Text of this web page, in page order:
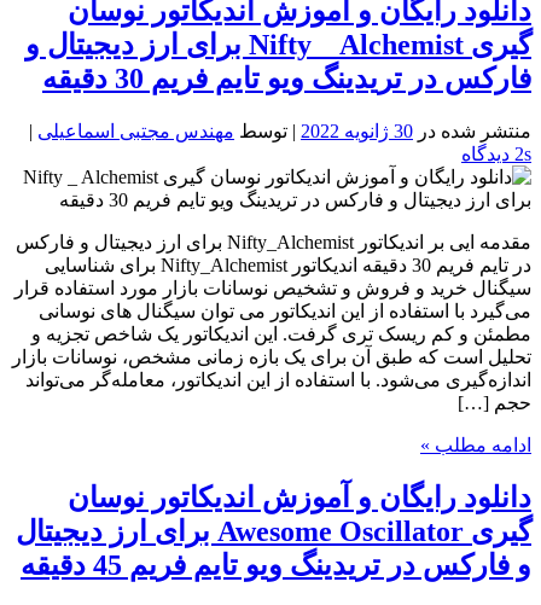
دانلود رایگان و آموزش اندیکاتور نوسان
گیری Nifty _ Alchemist برای ارز دیجیتال و
فارکس در تریدینگ ویو تایم فریم 30 دقیقه
منتشر شده در 30 ژانویه 2022 | توسط مهندس مجتبی اسماعیلی |
2s دیدگاه
مقدمه ایی بر اندیکاتور Nifty_Alchemist برای ارز دیجیتال و فارکس
در تایم فریم 30 دقیقه اندیکاتور Nifty_Alchemist برای شناسایی
سیگنال خرید و فروش و تشخیص نوسانات بازار مورد استفاده قرار
می‌گیرد با استفاده از این اندیکاتور می توان سیگنال های نوسانی
مطمئن و کم ریسک تری گرفت. این اندیکاتور یک شاخص تجزیه‌ و
تحلیل است که طبق آن برای یک بازه زمانی مشخص، نوسانات بازار
اندازه‌گیری می‌شود. با استفاده از این اندیکاتور، معامله‌گر می‌تواند
حجم […]
ادامه مطلب »
دانلود رایگان و آموزش اندیکاتور نوسان
گیری Awesome Oscillator برای ارز دیجیتال
و فارکس در تریدینگ ویو تایم فریم 45 دقیقه